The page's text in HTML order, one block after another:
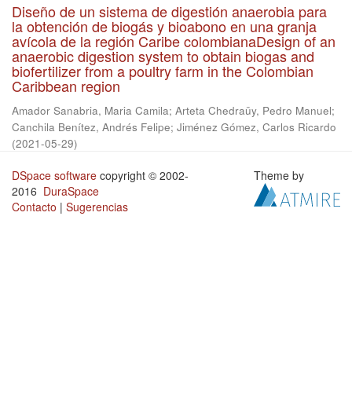
Diseño de un sistema de digestión anaerobia para
la obtención de biogás y bioabono en una granja
avícola de la región Caribe colombianaDesign of an
anaerobic digestion system to obtain biogas and
biofertilizer from a poultry farm in the Colombian
Caribbean region
Amador Sanabria, Maria Camila; Arteta Chedraüy, Pedro Manuel;
Canchila Benítez, Andrés Felipe; Jiménez Gómez, Carlos Ricardo
(2021-05-29)
DSpace software copyright © 2002-
2016 DuraSpace
Contacto | Sugerencias
Theme by